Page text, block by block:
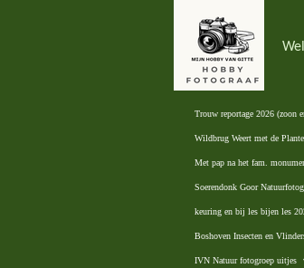
Trouw reportage 2026 (zoon
Wildbrug Weert met de
Met pap na het fam.
Soerendonk Goor
keuring en bij les bijen les
Boshoven Insecten en
IVN Natuur fotogroep uitjes